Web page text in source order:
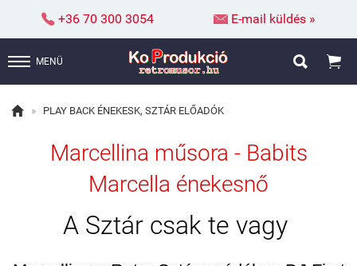
 +36 70 300 3054  E-mail küldés »
MENÜ  
 » PLAY BACK ÉNEKESK, SZTÁR ELŐADÓK
Marcellina műsora - Babits
Marcella énekesnő
A Sztár csak te vagy